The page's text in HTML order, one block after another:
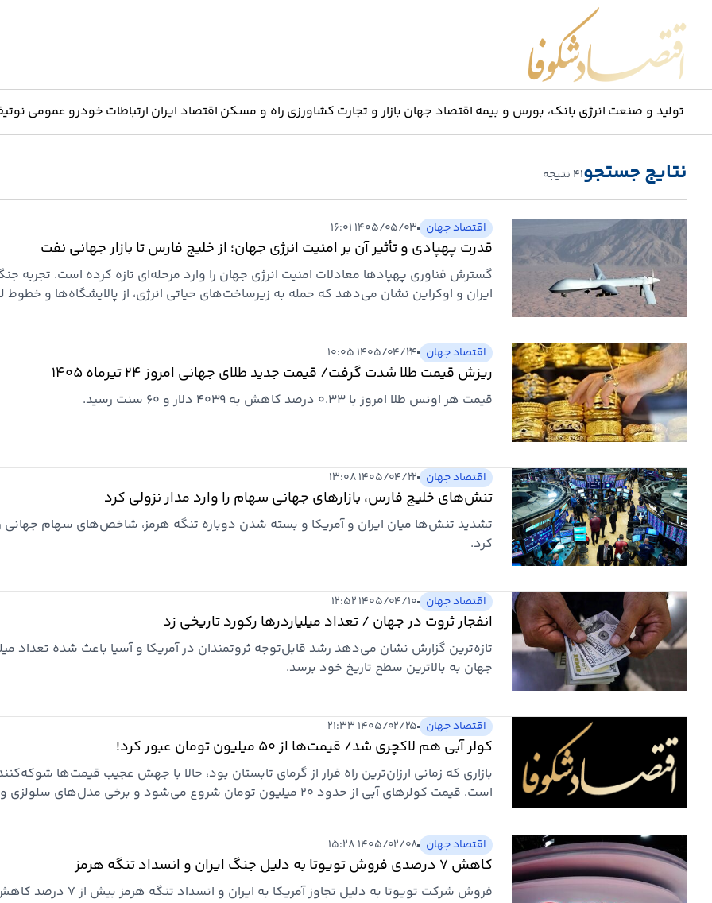
تولید و صنعت انرژی بانک، بورس و بیمه اقتصاد جهان بازار و تجارت کشاورزی راه و مسکن اقتصاد ایران ارتباطات خودرو عمومی
نتایج جستجو۴۱ نتیجه
اقتصاد جهان ۱۴۰۵/۰۵/۰۳ ۱۶:۰۱
قدرت پهپادی و تأثیر آن بر امنیت انرژی جهان؛ از خلیج فارس تا بازار جهانی نفت
گسترش فناوری پهپادها معادلات امنیت انرژی جهان را وارد مرحله‌ای تازه کرده است. تجربه
ایران و اوکراین نشان می‌دهد که حمله به زیرساخت‌های حیاتی انرژی، از پالایشگاه‌ها و خطوط
اقتصاد جهان ۱۴۰۵/۰۴/۲۴ ۱۰:۰۵
ریزش قیمت طلا شدت گرفت/ قیمت جدید طلای جهانی امروز ۲۴ تیرماه ۱۴۰۵
قیمت هر اونس طلا امروز با ۰.۳۳ درصد کاهش به ۴۰۳۹ دلار و ۶۰ سنت رسید.
اقتصاد جهان ۱۴۰۵/۰۴/۲۲ ۱۳:۰۸
تنش‌های خلیج فارس، بازارهای جهانی سهام را وارد مدار نزولی کرد
تشدید تنش‌ها میان ایران و آمریکا و بسته شدن دوباره تنگه هرمز، شاخص‌های سهام جهانی
کرد.
اقتصاد جهان ۱۴۰۵/۰۴/۱۰ ۱۲:۵۲
انفجار ثروت در جهان / تعداد میلیاردرها رکورد تاریخی زد
تازه‌ترین گزارش نشان می‌دهد رشد قابل‌توجه ثروتمندان در آمریکا و آسیا باعث شده تعداد
جهان به بالاترین سطح تاریخ خود برسد.
اقتصاد جهان ۱۴۰۵/۰۲/۲۵ ۲۱:۳۳
کولر آبی هم لاکچری شد/ قیمت‌ها از ۵۰ میلیون تومان عبور کرد!
بازاری که زمانی ارزان‌ترین راه فرار از گرمای تابستان بود، حالا با جهش عجیب قیمت‌ها
است. قیمت کولرهای آبی از حدود ۲۰ میلیون تومان شروع می‌شود و برخی مدل‌های سلولزی و
قدیمی و خرید مدل‌های دست‌دوم برده است.
اقتصاد جهان ۱۴۰۵/۰۲/۰۸ ۱۵:۲۸
کاهش 7 درصدی فروش تویوتا به دلیل جنگ ایران و انسداد تنگه هرمز
فروش شرکت تویوتا به دلیل تجاوز آمریکا به ایران و انسداد تنگه هرمز بیش از 7 درصد کاهش یافت.